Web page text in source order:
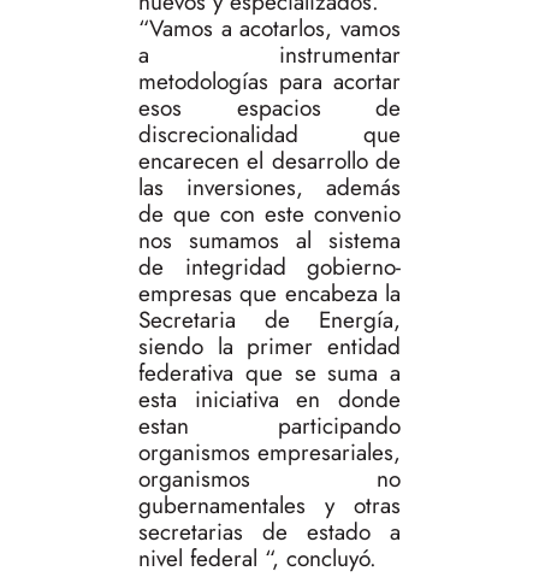
“Vamos a acotarlos, vamos
a instrumentar
metodologías para acortar
esos espacios de
discrecionalidad que
encarecen el desarrollo de
las inversiones, además
de que con este convenio
nos sumamos al sistema
de integridad gobierno-
empresas que encabeza la
Secretaria de Energía,
siendo la primer entidad
federativa que se suma a
esta iniciativa en donde
estan participando
organismos empresariales,
organismos no
gubernamentales y otras
secretarias de estado a
nivel federal “, concluyó.